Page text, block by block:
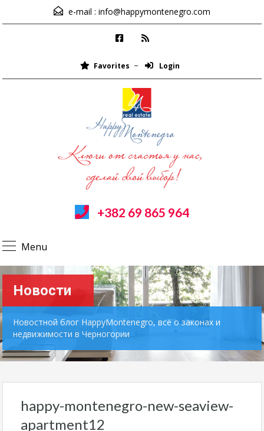
e-mail : info@happymontenegro.com
Favorites Login
+382 69 865 964
Menu
Новости
Новостной блог HappyMontenegro, всё о законах и
недвижимости в Черногории
happy-montenegro-new-seaview-
apartment12